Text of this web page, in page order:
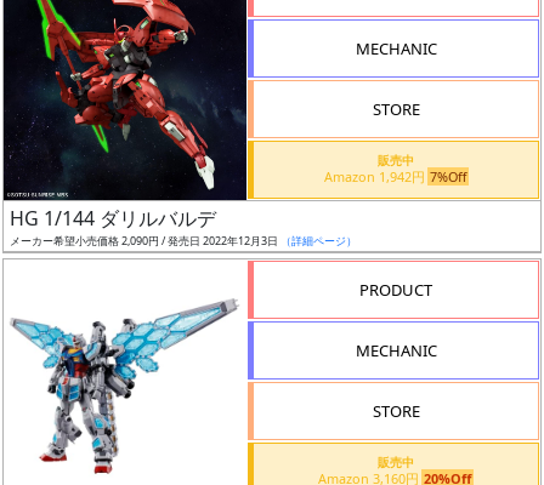
始
前
抽
選
在
MECHANIC
STORE
販売中
Amazon 1,942円 7%Off
HG 1/144 ダリルバルデ
メーカー希望小売価格 2,090円 / 発売日 2022年12月3日 （詳細ページ）
PRODUCT
MECHANIC
STORE
販売中
Amazon 3,160円 20%Off